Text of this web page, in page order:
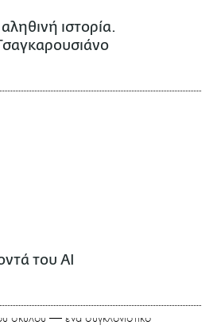
ιστορία.
του ΑΙ